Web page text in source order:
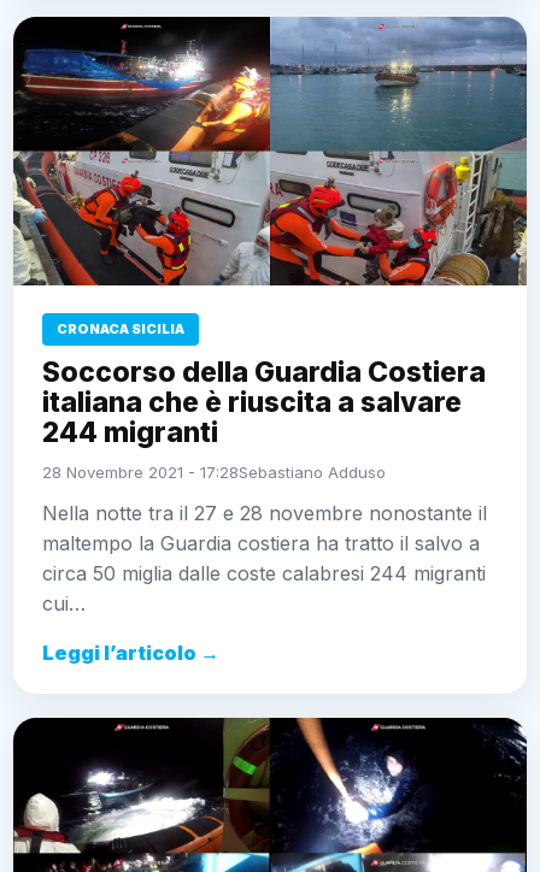
CRONACA SICILIA
Soccorso della Guardia Costiera
italiana che è riuscita a salvare
244 migranti
28 Novembre 2021 - 17:28Sebastiano Adduso
Nella notte tra il 27 e 28 novembre nonostante il
maltempo la Guardia costiera ha tratto il salvo a
circa 50 miglia dalle coste calabresi 244 migranti
cui…
Leggi l’articolo →